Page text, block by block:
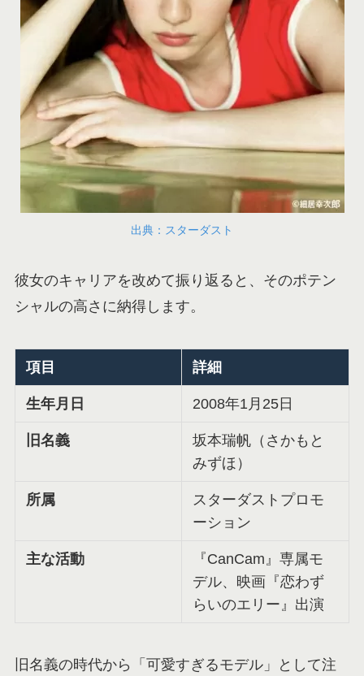
出典：スターダスト
彼女のキャリアを改めて振り返ると、そのポテン
シャルの高さに納得します。
項目 詳細
生年月日 2008年1月25日
旧名義
坂本瑞帆（さかもと
みずほ）
所属
スターダストプロモ
ーション
主な活動
『CanCam』専属モ
デル、映画『恋わず
らいのエリー』出演
旧名義の時代から「可愛すぎるモデル」として注